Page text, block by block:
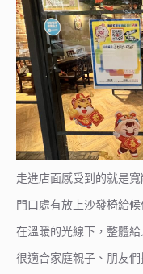
走進店面感受到的就是
門口處有放上沙發椅給
在溫暖的光線下，整體
很適合家庭親子、朋友